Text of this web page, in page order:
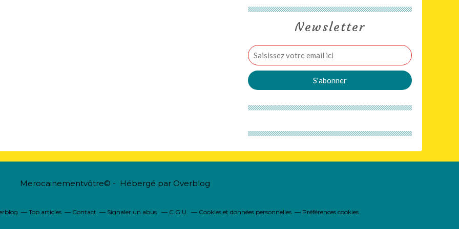
Newsletter
Merocainementvôtre© - Hébergé par Overblog
Top articles Contact Signaler un abus C.G.U. Cookies et données personnelles Préférences cookies